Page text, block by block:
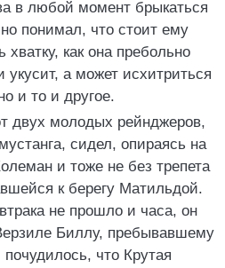
в любой момент брыкаться
понимал, что стоит ему
как она пребольно
укусит, а может исхитриться
и то и другое.
двух молодых рейнджеров,
сидел, опираясь на
и тоже не без трепета
к берегу Матильдой.
не прошло и часа, он
Биллу, пребывавшему
что Крутая